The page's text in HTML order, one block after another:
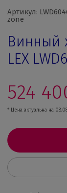
Артикул:
zone
Винный
LEX
524
* Цена актуальна на